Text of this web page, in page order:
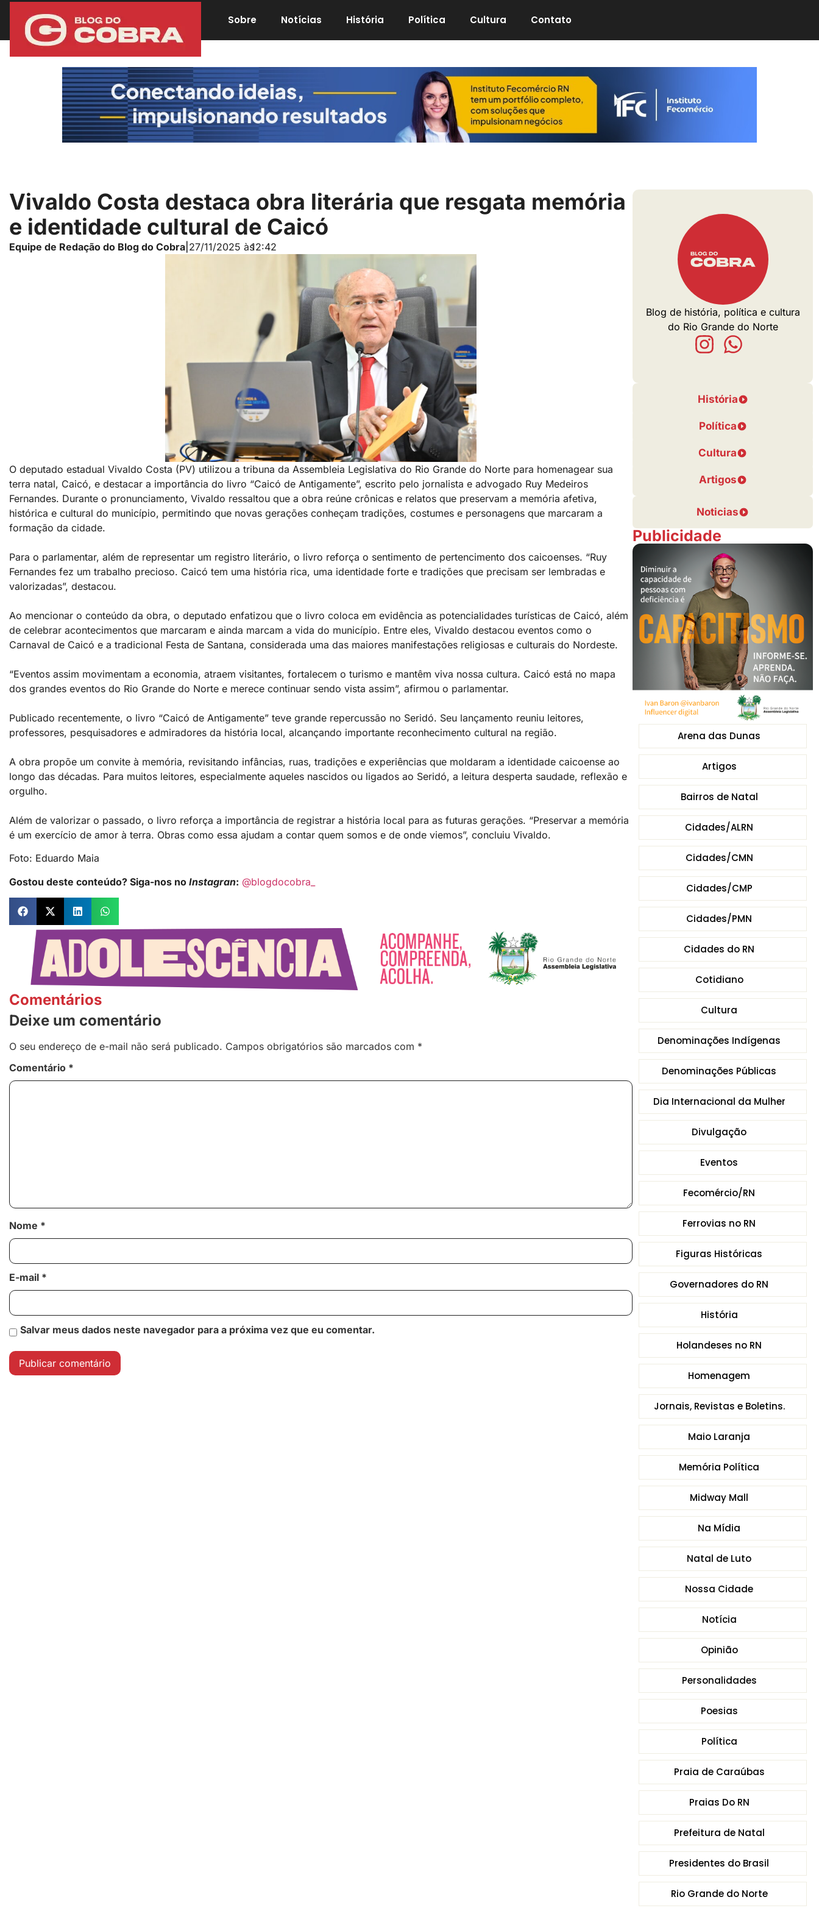
Sobre Notícias História Política Cultura Contato
Blog de história, política e cultura
do Rio Grande do Norte
História
Política
Cultura
Artigos
Noticias
Publicidade
Arena das Dunas
Artigos
Bairros de Natal
Cidades/ALRN
Cidades/CMN
Cidades/CMP
Cidades/PMN
Cidades do RN
Cotidiano
Cultura
Denominações Indígenas
Denominações Públicas
Dia Internacional da Mulher
Divulgação
Eventos
Fecomércio/RN
Ferrovias no RN
Figuras Históricas
Governadores do RN
História
Holandeses no RN
Homenagem
Jornais, Revistas e Boletins.
Maio Laranja
Memória Política
Midway Mall
Na Mídia
Natal de Luto
Nossa Cidade
Notícia
Opinião
Personalidades
Poesias
Política
Praia de Caraúbas
Praias Do RN
Prefeitura de Natal
Presidentes do Brasil
Rio Grande do Norte
Vivaldo Costa destaca obra literária que resgata memória
e identidade cultural de Caicó
Equipe de Redação do Blog do Cobra 27/11/2025 às12:42
O deputado estadual Vivaldo Costa (PV) utilizou a tribuna da Assembleia Legislativa do Rio Grande do Norte para homenagear sua
terra natal, Caicó, e destacar a importância do livro “Caicó de Antigamente”, escrito pelo jornalista e advogado Ruy Medeiros
Fernandes. Durante o pronunciamento, Vivaldo ressaltou que a obra reúne crônicas e relatos que preservam a memória afetiva,
histórica e cultural do município, permitindo que novas gerações conheçam tradições, costumes e personagens que marcaram a
formação da cidade.
Para o parlamentar, além de representar um registro literário, o livro reforça o sentimento de pertencimento dos caicoenses. “Ruy
Fernandes fez um trabalho precioso. Caicó tem uma história rica, uma identidade forte e tradições que precisam ser lembradas e
valorizadas”, destacou.
Ao mencionar o conteúdo da obra, o deputado enfatizou que o livro coloca em evidência as potencialidades turísticas de Caicó, além
de celebrar acontecimentos que marcaram e ainda marcam a vida do município. Entre eles, Vivaldo destacou eventos como o
Carnaval de Caicó e a tradicional Festa de Santana, considerada uma das maiores manifestações religiosas e culturais do Nordeste.
“Eventos assim movimentam a economia, atraem visitantes, fortalecem o turismo e mantêm viva nossa cultura. Caicó está no mapa
dos grandes eventos do Rio Grande do Norte e merece continuar sendo vista assim”, afirmou o parlamentar.
Publicado recentemente, o livro “Caicó de Antigamente” teve grande repercussão no Seridó. Seu lançamento reuniu leitores,
professores, pesquisadores e admiradores da história local, alcançando importante reconhecimento cultural na região.
A obra propõe um convite à memória, revisitando infâncias, ruas, tradições e experiências que moldaram a identidade caicoense ao
longo das décadas. Para muitos leitores, especialmente aqueles nascidos ou ligados ao Seridó, a leitura desperta saudade, reflexão e
orgulho.
Além de valorizar o passado, o livro reforça a importância de registrar a história local para as futuras gerações. “Preservar a memória
é um exercício de amor à terra. Obras como essa ajudam a contar quem somos e de onde viemos”, concluiu Vivaldo.
Foto: Eduardo Maia
Gostou deste conteúdo? Siga-nos no Instagran: @blogdocobra_
Comentários
Deixe um comentário
O seu endereço de e-mail não será publicado. Campos obrigatórios são marcados com *
Comentário *
Nome *
E-mail *
Salvar meus dados neste navegador para a próxima vez que eu comentar.